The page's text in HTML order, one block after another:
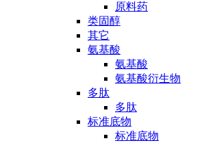
原料药
类固醇
其它
氨基酸
氨基酸
氨基酸衍生物
多肽
多肽
标准底物
标准底物